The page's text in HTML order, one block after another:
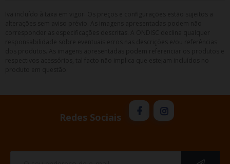
Redes Sociais